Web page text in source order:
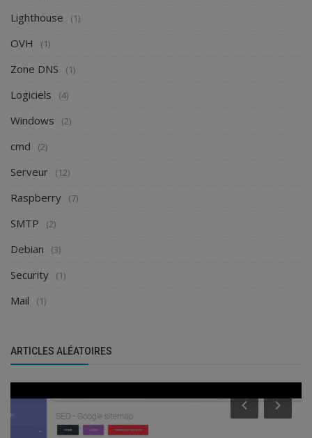
Lighthouse (1)
OVH (1)
Zone DNS (1)
Logiciels (4)
Windows (2)
cmd (2)
Serveur (12)
Raspberry (7)
SMTP (2)
Debian (3)
Security (1)
Mail (1)
ARTICLES ALÉATOIRES